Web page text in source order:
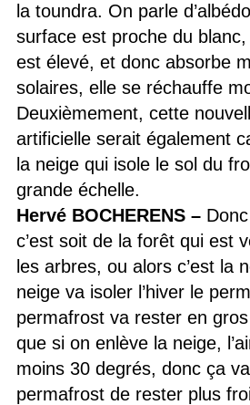
la toundra. On parle
surface est proche du
est élevé, et donc absorbe
solaires, elle se réchauffe
Deuxièmement, cette
artificielle serait également
la neige qui isole le sol du
grande échelle.
Hervé BOCHERENS –Donc
c’est soit de la forêt qui est
les arbres, ou alors c’est la
neige va isoler l’hiver le
permafrost va rester en
que si on enlève la neige,
moins 30 degrés, donc ça
permafrost de rester plus